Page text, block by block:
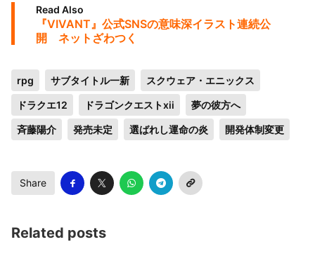
Read Also
『VIVANT』公式SNSの意味深イラスト連続公
開 ネットざわつく
rpg サブタイトル一新 スクウェア・エニックス
ドラクエ12 ドラゴンクエストxii 夢の彼方へ
斉藤陽介 発売未定 選ばれし運命の炎 開発体制変更
Share
Related posts